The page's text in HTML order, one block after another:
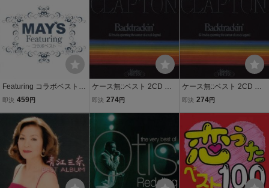
Featuring コラボベスト
通常盤 2CD レンタル落ち
即決 459円
ケース無::ベスト 2CD レ
ンタル落ち 中古 CD
即決 274円
ケース無::ベスト 2CD レ
ンタル落ち 中古 CD
即決 274円